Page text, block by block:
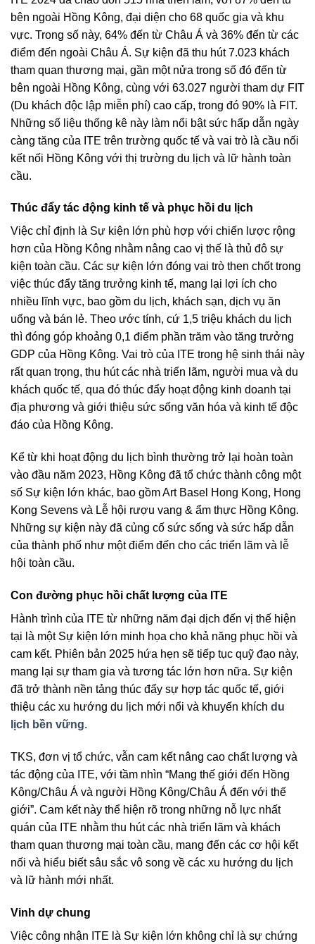
bên ngoài Hồng Kông, đại diện cho 68 quốc gia và khu
vực. Trong số này, 64% đến từ Châu Á và 36% đến từ các
điểm đến ngoài Châu Á. Sự kiện đã thu hút 7.023 khách
tham quan thương mại, gần một nửa trong số đó đến từ
bên ngoài Hồng Kông, cùng với 63.027 người tham dự FIT
(Du khách độc lập miễn phí) cao cấp, trong đó 90% là FIT.
Những số liệu thống kê này làm nổi bật sức hấp dẫn ngày
càng tăng của ITE trên trường quốc tế và vai trò là cầu nối
kết nối Hồng Kông với thị trường du lịch và lữ hành toàn
cầu.
Thúc đẩy tác động kinh tế và phục hồi du lịch
Việc chỉ định là Sự kiện lớn phù hợp với chiến lược rộng
hơn của Hồng Kông nhằm nâng cao vị thế là thủ đô sự
kiện toàn cầu. Các sự kiện lớn đóng vai trò then chốt trong
việc thúc đẩy tăng trưởng kinh tế, mang lại lợi ích cho
nhiều lĩnh vực, bao gồm du lịch, khách sạn, dịch vụ ăn
uống và bán lẻ. Theo ước tính, cứ 1,5 triệu khách du lịch
thì đóng góp khoảng 0,1 điểm phần trăm vào tăng trưởng
GDP của Hồng Kông. Vai trò của ITE trong hệ sinh thái này
rất quan trọng, thu hút các nhà triển lãm, người mua và du
khách quốc tế, qua đó thúc đẩy hoạt động kinh doanh tại
địa phương và giới thiệu sức sống văn hóa và kinh tế độc
đáo của Hồng Kông.
Kể từ khi hoạt động du lịch bình thường trở lại hoàn toàn
vào đầu năm 2023, Hồng Kông đã tổ chức thành công một
số Sự kiện lớn khác, bao gồm Art Basel Hong Kong, Hong
Kong Sevens và Lễ hội rượu vang & ẩm thực Hồng Kông.
Những sự kiện này đã củng cố sức sống và sức hấp dẫn
của thành phố như một điểm đến cho các triển lãm và lễ
hội toàn cầu.
Con đường phục hồi chất lượng của ITE
Hành trình của ITE từ những năm đại dịch đến vị thế hiện
tại là một Sự kiện lớn minh họa cho khả năng phục hồi và
cam kết. Phiên bản 2025 hứa hẹn sẽ tiếp tục quỹ đạo này,
mang lại sự tham gia và tương tác lớn hơn nữa. Sự kiện
đã trở thành nền tảng thúc đẩy sự hợp tác quốc tế, giới
thiệu các xu hướng du lịch mới nổi và khuyến khích du
lịch bền vững.
TKS, đơn vị tổ chức, vẫn cam kết nâng cao chất lượng và
tác động của ITE, với tầm nhìn “Mang thế giới đến Hồng
Kông/Châu Á và người Hồng Kông/Châu Á đến với thế
giới”. Cam kết này thể hiện rõ trong những nỗ lực nhất
quán của ITE nhằm thu hút các nhà triển lãm và khách
tham quan thương mại toàn cầu, mang đến các cơ hội kết
nối và hiểu biết sâu sắc vô song về các xu hướng du lịch
và lữ hành mới nhất.
Vinh dự chung
Việc công nhận ITE là Sự kiện lớn không chỉ là sự chứng